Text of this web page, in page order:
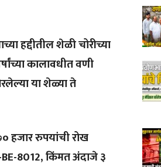
हद्दीतील शेळी चोरीच्या
कालावधीत वणी
या शेळ्या ते
हजार रुपयांची रोख
8012, किंमत अंदाजे ३